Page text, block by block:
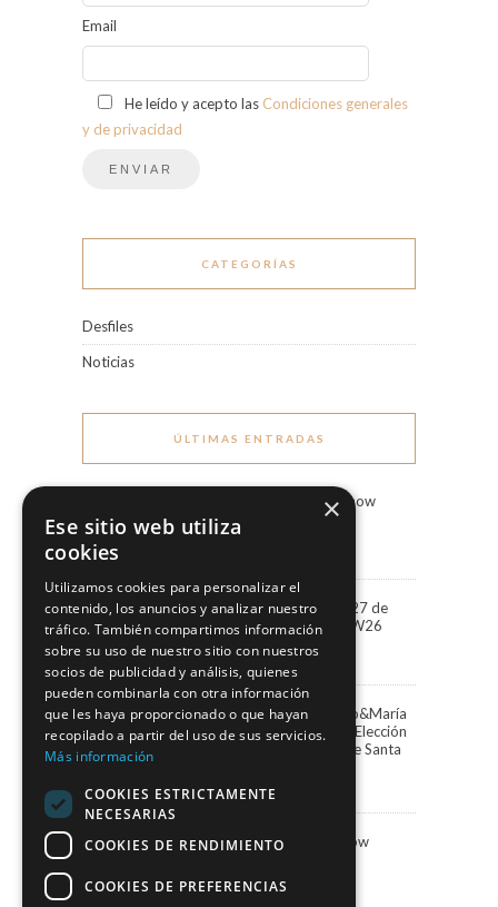
Email
He leído y acepto las Condiciones generales
y de privacidad
CATEGORÍAS
Desfiles
Noticias
ÚLTIMAS ENTRADAS
Marco & María Fashion Show
“Miradas”
“Miradas” la colección 2027 de
Marco&María llega a BBFW26
24 abril, 2026
Paula Vázquez elige Marco&María
para presentar la Gala de Elección
de la Reina del Carnaval de Santa
13 febrero, 2026
Marco&María Fashion Show
5 febrero, 2026
×
Ese sitio web utiliza
cookies
Utilizamos cookies para personalizar el
contenido, los anuncios y analizar nuestro
tráfico. También compartimos información
sobre su uso de nuestro sitio con nuestros
socios de publicidad y análisis, quienes
pueden combinarla con otra información
que les haya proporcionado o que hayan
recopilado a partir del uso de sus servicios.
Más información
COOKIES ESTRICTAMENTE
NECESARIAS
COOKIES DE RENDIMIENTO
COOKIES DE PREFERENCIAS